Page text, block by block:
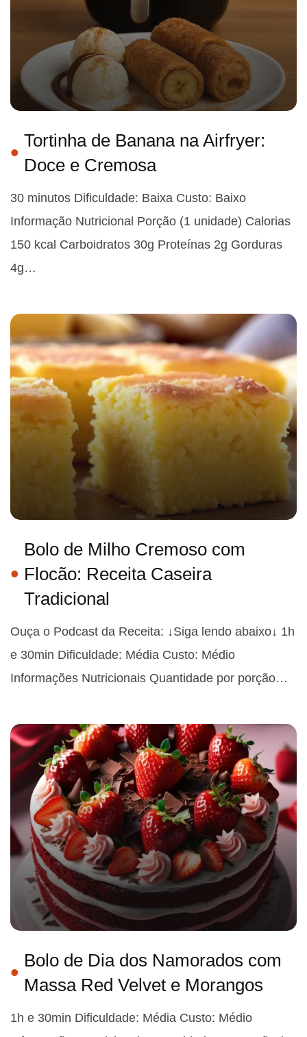
Tortinha de Banana na Airfryer:
Doce e Cremosa
30 minutos Dificuldade: Baixa Custo: Baixo
Informação Nutricional Porção (1 unidade) Calorias
150 kcal Carboidratos 30g Proteínas 2g Gorduras
4g…
Bolo de Milho Cremoso com
Flocão: Receita Caseira
Tradicional
Ouça o Podcast da Receita: ↓Siga lendo abaixo↓ 1h
e 30min Dificuldade: Média Custo: Médio
Informações Nutricionais Quantidade por porção…
Bolo de Dia dos Namorados com
Massa Red Velvet e Morangos
1h e 30min Dificuldade: Média Custo: Médio